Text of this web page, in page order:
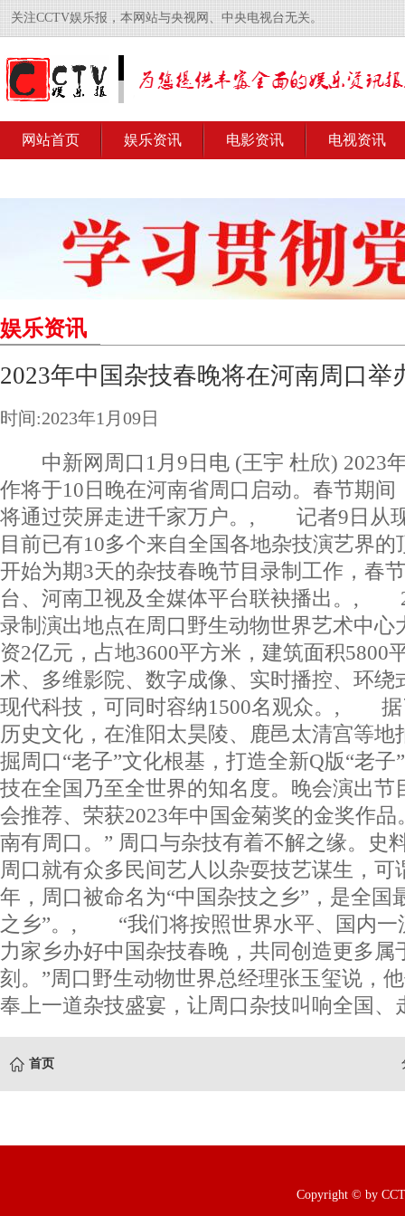
关注CCTV娱乐报，本网站与央视网、中央电视台无关。
网站首页 娱乐资讯 电影资讯 电视资讯
娱乐资讯
2023年中国杂技春晚将在河南周口举
时间:2023年1月09日
中新网周口1月9日电 (王宇 杜欣) 2023
作将于10日晚在河南省周口启动。春节期间
将通过荧屏走进千家万户。, 记者9日从
目前已有10多个来自全国各地杂技演艺界
开始为期3天的杂技春晚节目录制工作，春
台、河南卫视及全媒体平台联袂播出。,
录制演出地点在周口野生动物世界艺术中心
资2亿元，占地3600平方米，建筑面积5800
术、多维影院、数字成像、实时播控、环绕
现代科技，可同时容纳1500名观众。, 据
历史文化，在淮阳太昊陵、鹿邑太清宫等地
掘周口“老子”文化根基，打造全新Q版“老
技在全国乃至全世界的知名度。晚会演出节
会推荐、荣获2023年中国金菊奖的金奖
南有周口。” 周口与杂技有着不解之缘。史
周口就有众多民间艺人以杂耍技艺谋生，可
年，周口被命名为“中国杂技之乡”，是全国
之乡”。, “我们将按照世界水平、国内一
力家乡办好中国杂技春晚，共同创造更多属
刻。”周口野生动物世界总经理张玉玺说，
奉上一道杂技盛宴，让周口杂技叫响全国、
首页
Copyright © by